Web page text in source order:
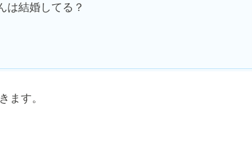
は結婚してる？
ます。